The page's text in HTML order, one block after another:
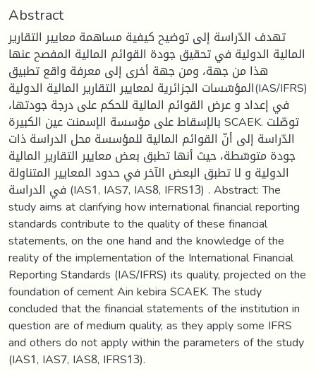
Abstract
تهدف الدّراسة إلى توضيح كيفية مساهمة معايير التقارير
المالية الدولية في تحقيق جودة القوائم المالية المفصح عنها
هذا من جهة، ومن جهة أخرى إلى معرفة واقع تطبيق
المؤسّسات الجزائرية لمعايير التقارير المالية الدولية(IAS/IFRS)
في إعداد و عرض القوائم المالية للحكم على درجة جودتها،
بالإسقاط على مؤسسة الإسمنت عين الكبيرة SCAEK. توصّلت
الدّراسة إلى أنّ القوائم المالية للمؤسسة محل الدراسة ذات
جودة متوسّطة، حيث أنها تطبق بعض معايير التقارير المالية
الدولية و لا تطبق البعض الآخر في حدود المعايير المتناولة
في الدراسة (IAS1, IAS7, IAS8, IFRS13) . Abstract: The
study aims at clarifying how international financial reporting
standards contribute to the quality of these financial
statements, on the one hand and the knowledge of the
reality of the implementation of the International Financial
Reporting Standards (IAS/IFRS) its quality, projected on the
foundation of cement Ain kebira SCAEK. The study
concluded that the financial statements of the institution in
question are of medium quality, as they apply some IFRS
and others do not apply within the parameters of the study
(IAS1, IAS7, IAS8, IFRS13).